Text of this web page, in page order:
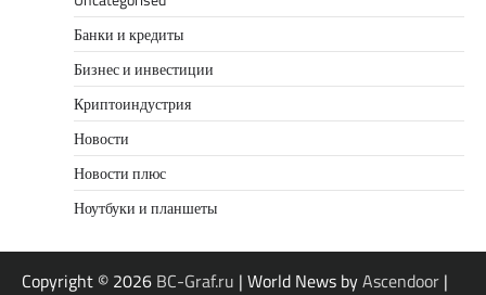
Банки и кредиты
Бизнес и инвестиции
Криптоиндустрия
Новости
Новости плюс
Ноутбуки и планшеты
Copyright © 2026 BC-Graf.ru | World News byAscendoor |